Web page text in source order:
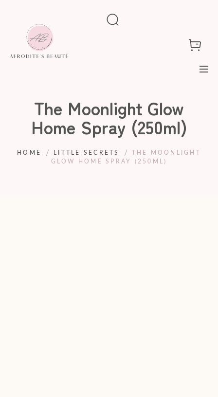
The Moonlight Glow
Home Spray (250ml)
HOME LITTLE SECRETS
THE MOONLIGHT
GLOW HOME SPRAY (250ML)